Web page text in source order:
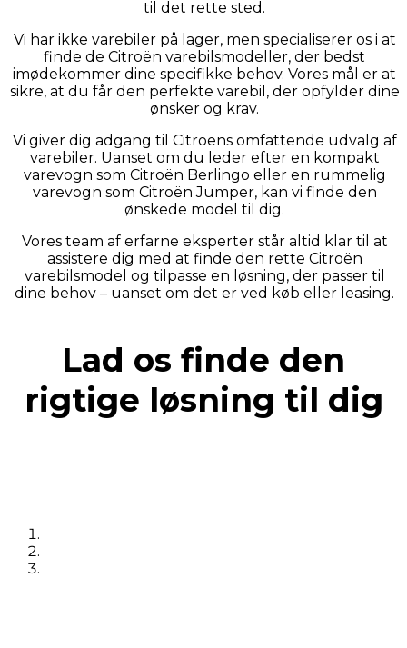
til det rette sted.
Vi har ikke varebiler på lager, men specialiserer os i at
finde de Citroën varebilsmodeller, der bedst
imødekommer dine specifikke behov. Vores mål er at
sikre, at du får den perfekte varebil, der opfylder dine
ønsker og krav.
Vi giver dig adgang til Citroëns omfattende udvalg af
varebiler. Uanset om du leder efter en kompakt
varevogn som Citroën Berlingo eller en rummelig
varevogn som Citroën Jumper, kan vi finde den
ønskede model til dig.
Vores team af erfarne eksperter står altid klar til at
assistere dig med at finde den rette Citroën
varebilsmodel og tilpasse en løsning, der passer til
dine behov – uanset om det er ved køb eller leasing.
Lad os finde den
rigtige løsning til dig